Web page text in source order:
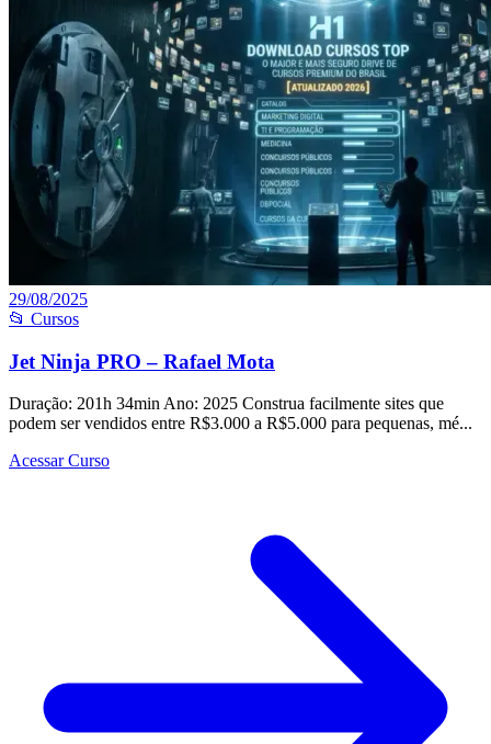
29/08/2025
📂 Cursos
Jet Ninja PRO – Rafael Mota
Duração: 201h 34min Ano: 2025 Construa facilmente sites que
podem ser vendidos entre R$3.000 a R$5.000 para pequenas, mé...
Acessar Curso